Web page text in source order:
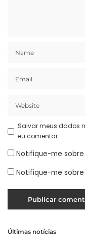
Salvar meus dados
eu comentar.
Notifique-me
Notifique-me
Últimas notícias